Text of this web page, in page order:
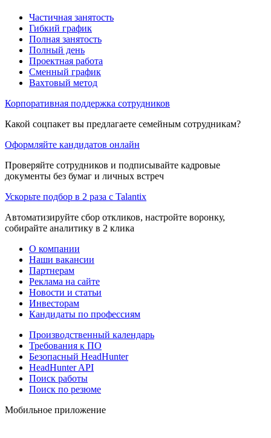
Частичная занятость
Гибкий график
Полная занятость
Полный день
Проектная работа
Сменный график
Вахтовый метод
Корпоративная поддержка сотрудников
Какой соцпакет вы предлагаете семейным сотрудникам?
Оформляйте кандидатов онлайн
Проверяйте сотрудников и подписывайте кадровые
документы без бумаг и личных встреч
Ускорьте подбор в 2 раза с Talantix
Автоматизируйте сбор откликов, настройте воронку,
собирайте аналитику в 2 клика
О компании
Наши вакансии
Партнерам
Реклама на сайте
Новости и статьи
Инвесторам
Кандидаты по профессиям
Производственный календарь
Требования к ПО
Безопасный HeadHunter
HeadHunter API
Поиск работы
Поиск по резюме
Мобильное приложение